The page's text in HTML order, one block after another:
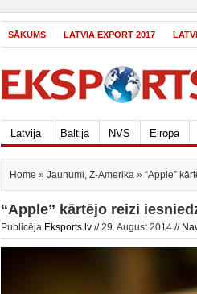
SĀKUMS LATVIA EXPORT 2017
Latvija Baltija NVS Eiropa
Home » Jaunumi, Z-Amerika » “Apple”
“Apple” kārtējo reizi
Publicēja Eksports.lv // 29. August 2014 //